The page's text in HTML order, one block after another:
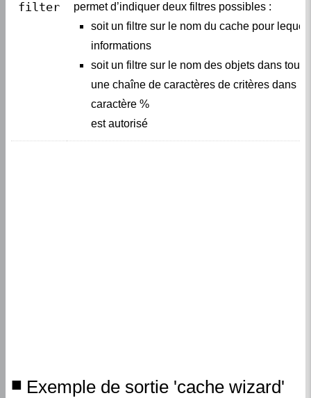
filter
soit un filtre sur le nom du cache pour
informations
soit un filtre sur le nom des objets dans tous
une chaîne de caractères de critères dans
caractère %
est autorisé
Exemple de sortie 'cache wizard'